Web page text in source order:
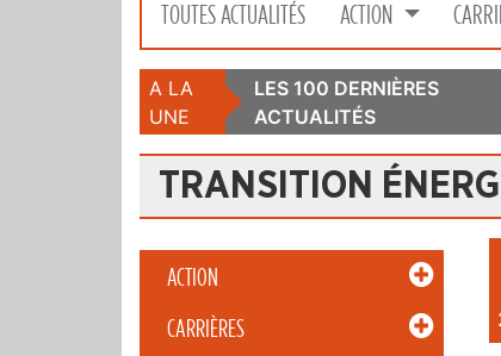
TOUTES ACTUALITÉS ACTION
A LA
UNE
LES 100 DERNIÈRES
ACTUALITÉS
TRANSITION
ACTION
CARRIÈRES